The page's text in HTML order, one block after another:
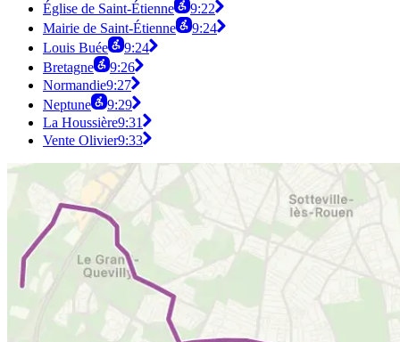
Église de Saint-Étienne
9:22
Mairie de Saint-Étienne
9:24
Louis Buée
9:24
Bretagne
9:26
Normandie9:27
Neptune
9:29
La Houssière9:31
Vente Olivier9:33